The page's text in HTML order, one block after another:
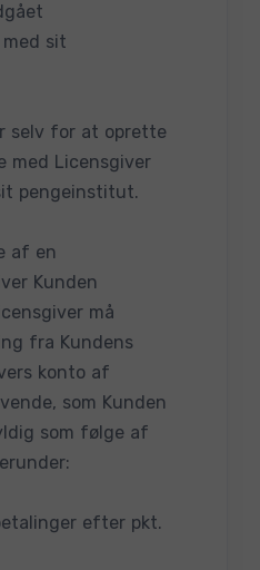
sit
selv for at oprette
med Licensgiver
pengeinstitut.
af en
Kunden
må
fra Kundens
konto af
som Kunden
som følge af
efter pkt.